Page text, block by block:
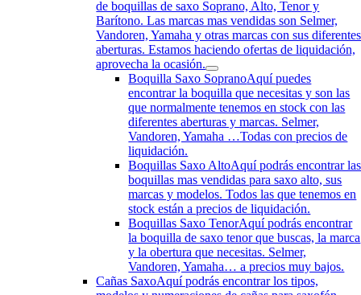
de boquillas de saxo Soprano, Alto, Tenor y
Barítono. Las marcas mas vendidas son Selmer,
Vandoren, Yamaha y otras marcas con sus diferentes
aberturas. Estamos haciendo ofertas de liquidación,
aprovecha la ocasión.
Boquilla Saxo SopranoAquí puedes
encontrar la boquilla que necesitas y son las
que normalmente tenemos en stock con las
diferentes aberturas y marcas. Selmer,
Vandoren, Yamaha …Todas con precios de
liquidación.
Boquillas Saxo AltoAquí podrás encontrar las
boquillas mas vendidas para saxo alto, sus
marcas y modelos. Todos las que tenemos en
stock están a precios de liquidación.
Boquillas Saxo TenorAquí podrás encontrar
la boquilla de saxo tenor que buscas, la marca
y la obertura que necesitas. Selmer,
Vandoren, Yamaha… a precios muy bajos.
Cañas SaxoAquí podrás encontrar los tipos,